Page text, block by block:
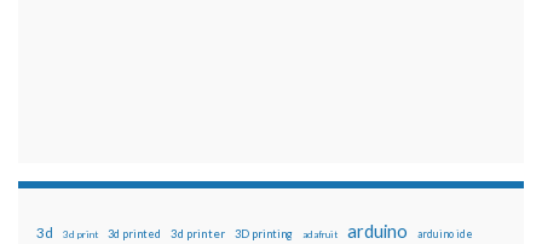
3d 3d print 3d printed 3d printer 3D printing adafruit arduino arduino ide